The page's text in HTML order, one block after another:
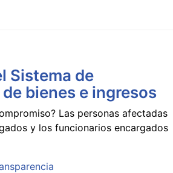
Sistema de
bienes e ingresos
Las personas afectadas
y los funcionarios encargados